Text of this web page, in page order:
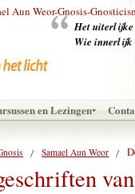
‪Het uiterlijke
Wie innerlijk
en Lezingen
Samael Aun Weor